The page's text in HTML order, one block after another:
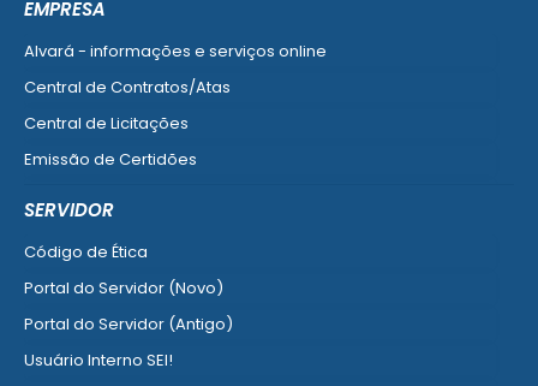
EMPRESA
Alvará - informações e serviços online
Central de Contratos/Atas
Central de Licitações
Emissão de Certidões
SERVIDOR
Código de Ética
Portal do Servidor (Novo)
Portal do Servidor (Antigo)
Usuário Interno SEI!